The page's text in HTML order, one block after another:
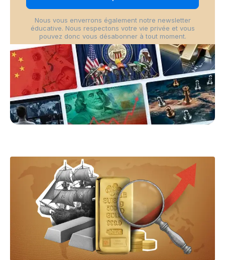
Nous vous enverrons également notre newsletter
éducative. Nous respectons votre vie privée et vous
pouvez donc vous désabonner à tout moment.